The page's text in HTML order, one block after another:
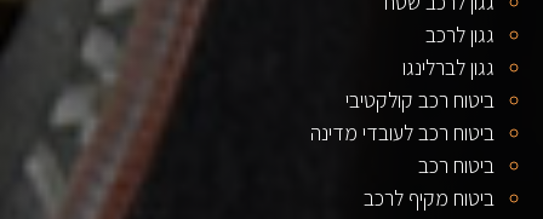
גגון לרכב
גגון לברלינגו
ביטוח רכב קולקטיבי
ביטוח רכב לעובדי מדינה
ביטוח רכב
ביטוח מקיף לרכב